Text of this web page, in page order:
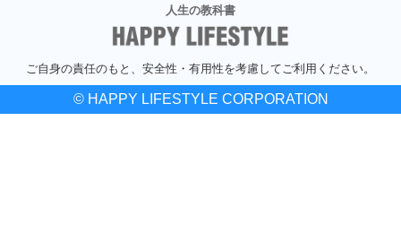
人生の教科書
ご自身の責任のもと、安全性・有用性を考慮してご利用ください。
© HAPPY LIFESTYLE CORPORATION